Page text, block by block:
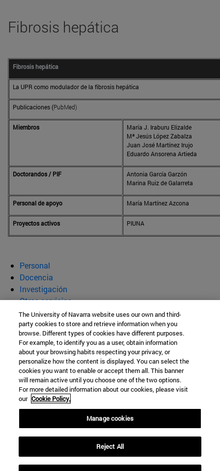
Fibrosis hepática
Fibrosis hepática
La UPR como modulador de la fibrosis hepática
Publicaciones (PubMed)
Miembros
María J. Iraburu Elizalde
Mª Jesús López Zabalza
Juan José Martínez Irujo
Eduardo Ansorena Artieda
Doctorandos / PIF
Antonia García Garzón
Marina Ruiz de Galarreta
Personal de apoyo María Martínez Azcona
Proyectos activos PIUNA
Personal
Docencia
Investigación
Otros servicios
Departamento de Bioquímica y
Genética
Facultad de Ciencias
C/ Irunlarrea, 1
Navarra
España
Tel. +34 948 425600 (Ext. 806413)
The University of Navarra website uses our own and third-
party cookies to store and retrieve information when you
browse. Different types of cookies have different purposes.
For example, to identify you as a user, obtain information
about your browsing habits respecting your privacy, or
personalize how the content is displayed. You can select the
cookies you want to enable or accept them all. This banner
will remain active until you choose one of the two options.
For more detailed information about our cookies, please visit
our Cookie Policy.
Manage cookies
Reject All